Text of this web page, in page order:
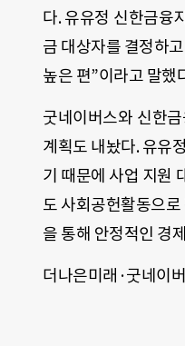
다. 유유정 신한금융
금 대상자를 결정하
높은 편”이라고 말했
굿네이버스와 신한
계획도 내놨다. 유유
기 때문에 사업 지원
도 사회공헌활동으
을 통해 안정적인 경
더나은미래·굿네이